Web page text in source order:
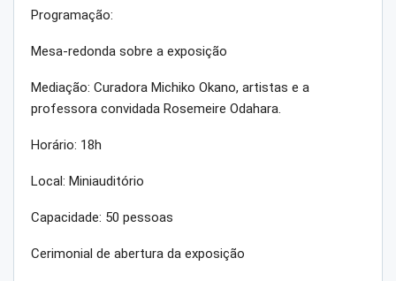
Programação:
Mesa-redonda sobre a exposição
Mediação: Curadora Michiko Okano, artistas e a
professora convidada Rosemeire Odahara.
Horário: 18h
Local: Miniauditório
Capacidade: 50 pessoas
Cerimonial de abertura da exposição